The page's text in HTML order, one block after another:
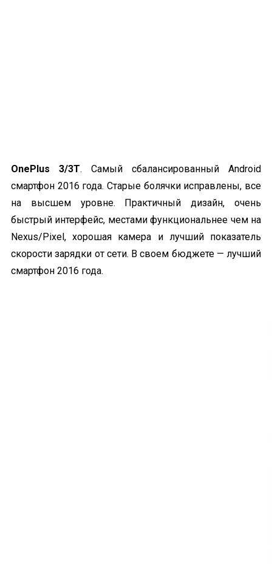
OnePlus 3/3T. Самый сбалансированный Android
смартфон 2016 года. Старые болячки исправлены, все
на высшем уровне. Практичный дизайн, очень
быстрый интерфейс, местами функциональнее чем на
Nexus/Pixel, хорошая камера и лучший показатель
скорости зарядки от сети. В своем бюджете — лучший
смартфон 2016 года.